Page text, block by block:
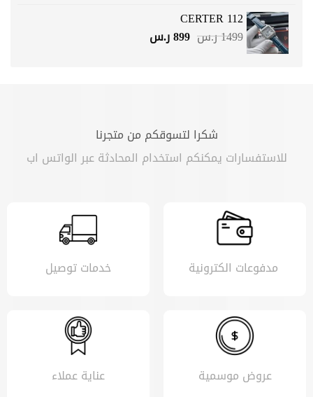
هو:
699 ر.س.
CERTER 112
1499ر.س السعر
الأصلي
899ر.سالسعر
شكرا لتسوقكم من متجرنا
للاستفسارات يمكنكم استخدام المحادثة عبر الواتس اب
مدفوعات الكترونية خدمات توصيل
عروض موسمية عناية عملاء